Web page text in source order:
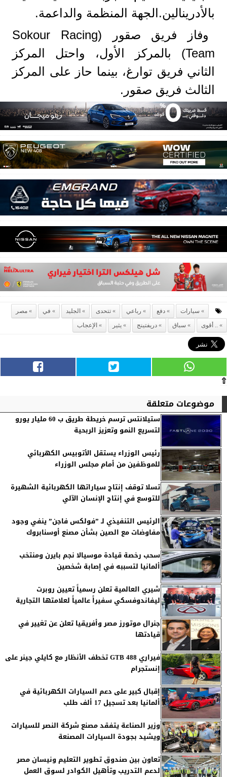
بالأدرينالين.الجهة المنظمة والداعمة.
وفاز فريق صقور (Sokour Racing
Team) بالمركز الأول، واحتل المركز
الثاني فريق توارغ، بينما حاز على المركز
الثالث فريق صقور.
سيارات دفع رباعي تتحدى الجليد في
مصر
.. أقوى
سباق دريفتينج يثير الإعجاب
⇧
موضوعات متعلقة
ستيلانتس ترسم خريطة طريق ب 60 مليار يورو
لتسريع النمو وتعزيز الربحية
رئيس الوزراء يستقل الأتوبيس الكهربائي
للموظفين من أمام مجلس الوزراء
تسلا توقف إنتاج سياراتها الكهربائية الشهيرة
للتوسع في إنتاج الإنسان الآلي
الرئيس التنفيذي لـ ”فولكس فاجن” ينفي وجود
مفاوضات مع الصين بشأن مصنع أوسنابروك
سحب رخصة قيادة موسيالا نجم بايرن ومنتخب
ألمانيا لتسببه في إصابة شخصين
شيري العالمية تعلن رسمياً تعيين روبرت
ليفاندوفسكي سفيراً عالمياً لعلامتها التجارية
جنرال موتورز مصر وأفريقيا تعلن عن تغيير في
قيادتها
فيراري 488 GTB تخطف الأنظار مع كايلي جينر على
إنستجرام
إقبال كبير على دعم السيارات الكهربائية في
ألمانيا بعد تسجيل 17 ألف طلب
وزير الصناعة يتفقد مصنع شركة النصر للسيارات
ويشيد بجودة السيارات المصنعة
تعاون بين صندوق تطوير التعليم ونيسان مصر
لدعم التدريب وتأهيل الكوادر لسوق العمل